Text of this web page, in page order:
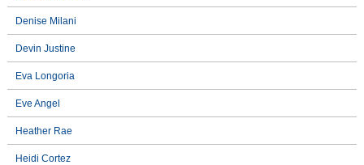
Denise Milani
Devin Justine
Eva Longoria
Eve Angel
Heather Rae
Heidi Cortez